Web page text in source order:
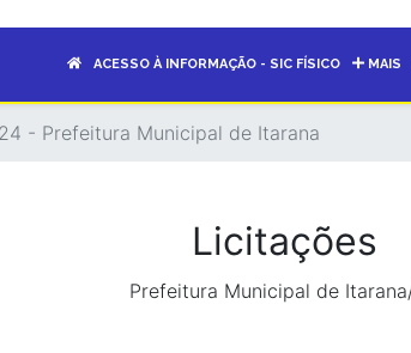
ACESSO À INFORMAÇÃO - SIC FÍSICO MAIS
- Prefeitura Municipal de Itarana
Licitações
Prefeitura Municipal de